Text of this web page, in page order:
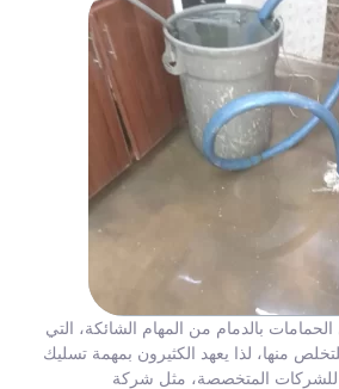
بالدمام من المهام الشائكة، التي
منها، لذا يعهد الكثيرون بمهمة تسليك
للشركات المتخصصة، مثل شركة